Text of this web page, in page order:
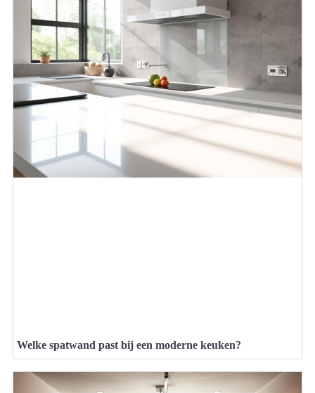
Welke spatwand past bij een moderne keuken?